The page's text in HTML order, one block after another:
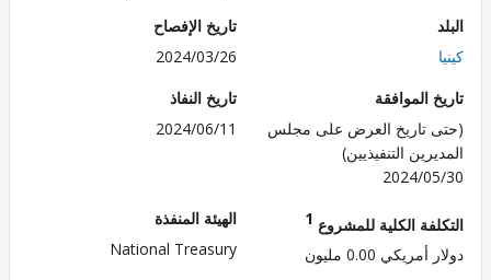
تاريخ الإفصاح
2024/03/26
الموافقة
تاريخ العرض على مجلس
التنفيذيين)
2024/
تاريخ النفاذ
2024/06/11
الكلية للمشروع1
0.00 مليون
الهيئة المنفذة
National Treasury